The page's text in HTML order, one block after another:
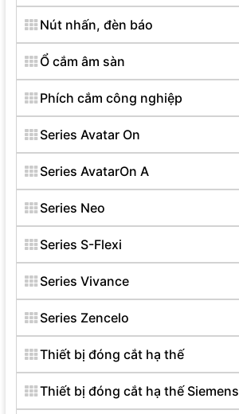
Nút nhấn, đèn báo
Ổ cắm âm sàn
Phích cắm công nghiệp
Series Avatar On
Series AvatarOn A
Series Neo
Series S-Flexi
Series Vivance
Series Zencelo
Thiết bị đóng cắt hạ thế
Thiết bị đóng cắt hạ thế Siemens